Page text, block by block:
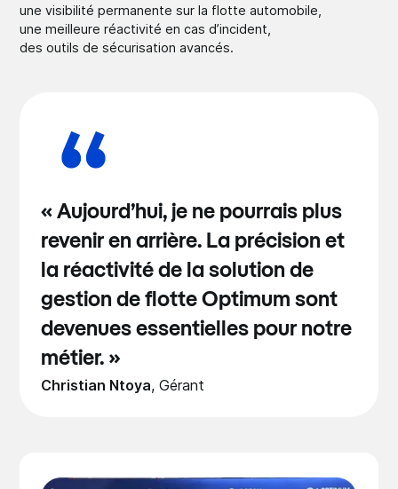
une visibilité permanente sur la flotte automobile,
une meilleure réactivité en cas d’incident,
des outils de sécurisation avancés.
« Aujourd’hui, je ne pourrais plus
revenir en arrière. La précision et
la réactivité de la solution de
gestion de flotte Optimum sont
devenues essentielles pour notre
métier. »
Christian Ntoya,Gérant